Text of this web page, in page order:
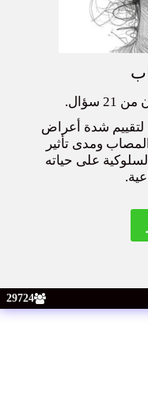
29724
لتقييم شدة أعراض
ومدى تأثير
على حياته